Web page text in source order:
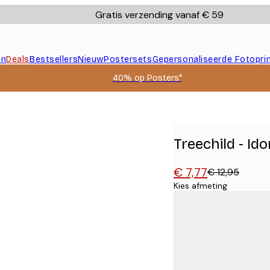
Gratis verzending vanaf € 59
DealsBestsellersNieuwPostersetsGepersonaliseerde
40% op Posters*
Treechild -
€ 7,77€ 12,95
Kies afmeting